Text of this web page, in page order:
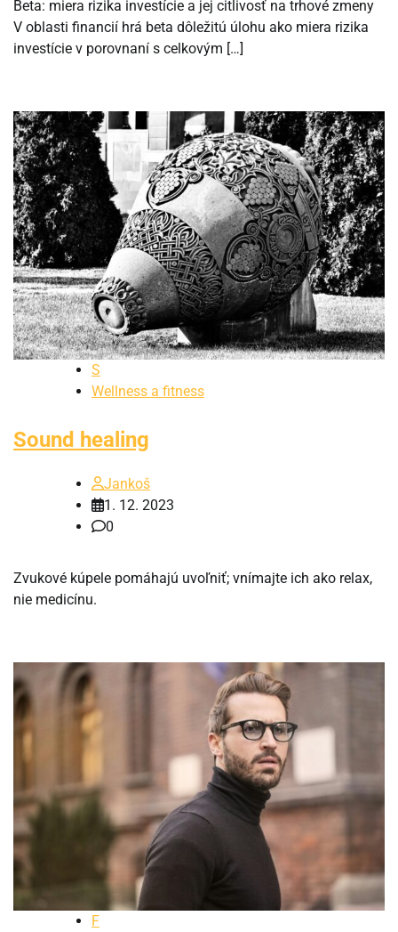
Beta: miera rizika investície a jej citlivosť na trhové zmeny
V oblasti financií hrá beta dôležitú úlohu ako miera rizika
investície v porovnaní s celkovým […]
S
Wellness a fitness
Sound healing
Jankoš
1. 12. 2023
0
Zvukové kúpele pomáhajú uvoľniť; vnímajte ich ako relax,
nie medicínu.
F